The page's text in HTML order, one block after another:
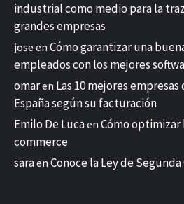
industrial como medio para la
grandes empresas
jose en Cómo garantizar una
empleados con los mejores
omaren Las 10 mejores
España según su facturación
Emilo De Lucaen Cómo optimizar
commerce
saraen Conoce la Ley de